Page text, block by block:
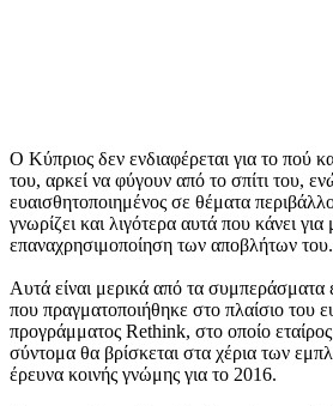
Ο Κύπριος δεν ενδιαφέρεται για το πού
του, αρκεί να φύγουν από το σπίτι του,
ευαισθητοποιημένος σε θέματα
γνωρίζει και λιγότερα αυτά που κάνει για
επαναχρησιμοποίηση των αποβλήτων του.
Αυτά είναι μερικά από τα συμπεράσματα
που πραγματοποιήθηκε στο πλαίσιο του
προγράμματος Rethink, στο οποίο
σύντομα θα βρίσκεται στα χέρια των
έρευνα κοινής γνώμης για το 2016.